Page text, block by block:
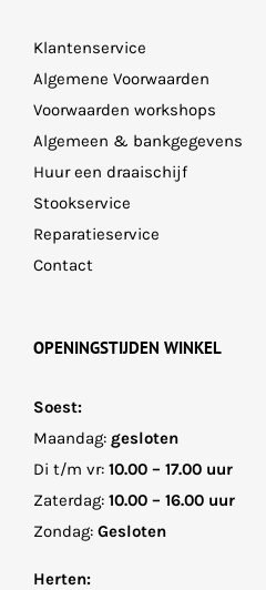
Klantenservice
Algemene Voorwaarden
Voorwaarden workshops
Algemeen & bankgegevens
Huur een draaischijf
Stookservice
Reparatieservice
Contact
OPENINGSTIJDEN WINKEL
Soest:
Maandag: gesloten
Di t/m vr: 10.00 – 17.00 uur
Zaterdag: 10.00 – 16.00 uur
Zondag: Gesloten
Herten: